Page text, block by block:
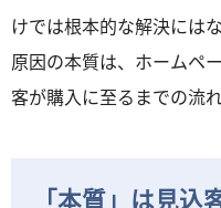
けでは根本的な解決には
原因の本質は、ホームペ
客が購入に至るまでの流
「本質」は見